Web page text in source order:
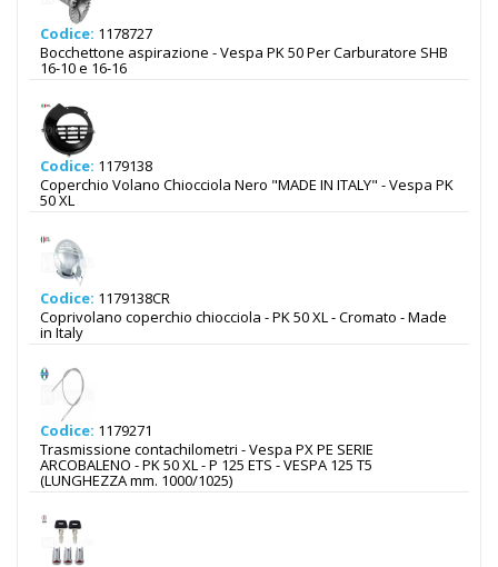
Codice: 1178727
Bocchettone aspirazione - Vespa PK 50 Per Carburatore SHB
16-10 e 16-16
Codice: 1179138
Coperchio Volano Chiocciola Nero "MADE IN ITALY" - Vespa PK
50 XL
Codice: 1179138CR
Coprivolano coperchio chiocciola - PK 50 XL - Cromato - Made
in Italy
Codice: 1179271
Trasmissione contachilometri - Vespa PX PE SERIE
ARCOBALENO - PK 50 XL - P 125 ETS - VESPA 125 T5
(LUNGHEZZA mm. 1000/1025)